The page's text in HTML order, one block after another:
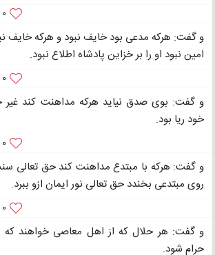
0
و گفت: هرکه مدعی بود خایف نبود و هرکه خایف
امین نبود او را بر خزاین پادشاه اطلاع نبود.
0
و گفت: بوی صدق نیاید هرکه مداهنت کند غیر
خود ریا بود.
0
و گفت: هرکه با مبتدع مداهنت کند حق تعالی
روی مبتدعی بخندد حق تعالی نور ایمان ازو ببرد.
0
و گفت: هر حلال که از اهل معاصی خواهند که
حرام شود.